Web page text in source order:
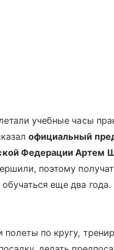
учебные часы
официальный
Федерации Артем
поэтому
еще два года.
по кругу,